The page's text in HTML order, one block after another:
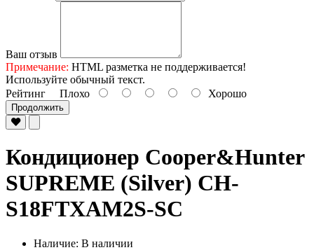
Ваш отзыв
Примечание: HTML разметка не поддерживается!
Используйте обычный текст.
Рейтинг Плохо Хорошо
Продолжить
Кондиционер Cooper&Hunter
SUPREME (Silver) CH-
S18FTXAM2S-SC
Наличие: В наличии